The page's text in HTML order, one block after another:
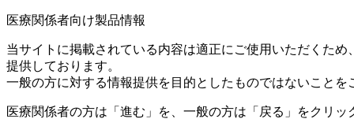
医療関係者向け製品情報
当サイトに掲載されている内容は適正にご使用いただくた
提供しております。
一般の方に対する情報提供を目的としたものではないことを
医療関係者の方は「進む」を、一般の方は「戻る」をクリッ